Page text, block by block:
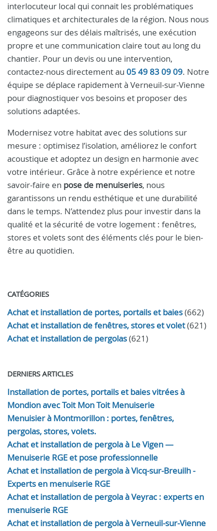
interlocuteur local qui connait les problématiques
climatiques et architecturales de la région. Nous nous
engageons sur des délais maîtrisés, une exécution
propre et une communication claire tout au long du
chantier. Pour un devis ou une intervention,
contactez-nous directement au 05 49 83 09 09. Notre
équipe se déplace rapidement à Verneuil-sur-Vienne
pour diagnostiquer vos besoins et proposer des
solutions adaptées.
Modernisez votre habitat avec des solutions sur
mesure : optimisez l’isolation, améliorez le confort
acoustique et adoptez un design en harmonie avec
votre intérieur. Grâce à notre expérience et notre
savoir-faire en pose de menuiseries, nous
garantissons un rendu esthétique et une durabilité
dans le temps. N’attendez plus pour investir dans la
qualité et la sécurité de votre logement : fenêtres,
stores et volets sont des éléments clés pour le bien-
être au quotidien.
CATÉGORIES
Achat et installation de portes, portails et baies(662)
Achat et installation de fenêtres, stores et volet(621)
Achat et installation de pergolas(621)
DERNIERS ARTICLES
Installation de portes, portails et baies vitrées à
Mondion avec Toit Mon Toit Menuiserie
Menuisier à Montmorillon : portes, fenêtres,
pergolas, stores, volets.
Achat et installation de pergola à Le Vigen —
Menuiserie RGE et pose professionnelle
Achat et installation de pergola à Vicq-sur-Breuilh -
Experts en menuiserie RGE
Achat et installation de pergola à Veyrac : experts en
menuiserie RGE
Achat et installation de pergola à Verneuil-sur-Vienne